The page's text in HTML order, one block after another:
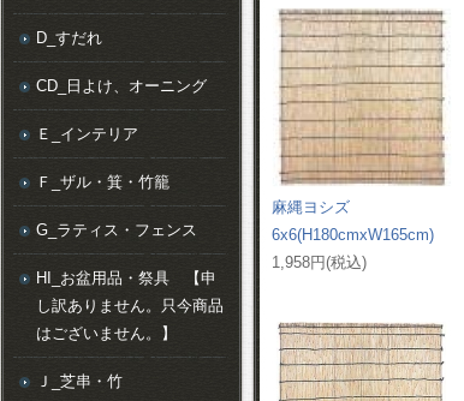
麻縄ヨシズ
6x6(H180cmxW165cm)
1,958円(税込)
D_すだれ
CD_日よけ、オーニング
Ｅ_インテリア
Ｆ_ザル・箕・竹籠
G_ラティス・フェンス
HI_お盆用品・祭具 【申
し訳ありません。只今商品
はございません。】
Ｊ_芝串・竹